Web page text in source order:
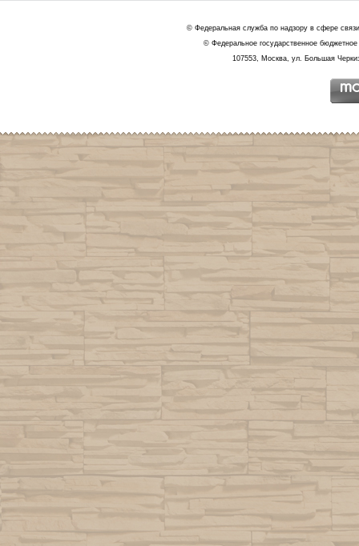
© Федеральная служба по надзору в сфере
© Федеральное государственное
107553, Москва, ул. Большая